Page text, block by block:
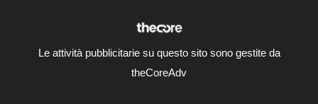
Le attività pubblicitarie su questo sito sono gestite da
theCoreAdv